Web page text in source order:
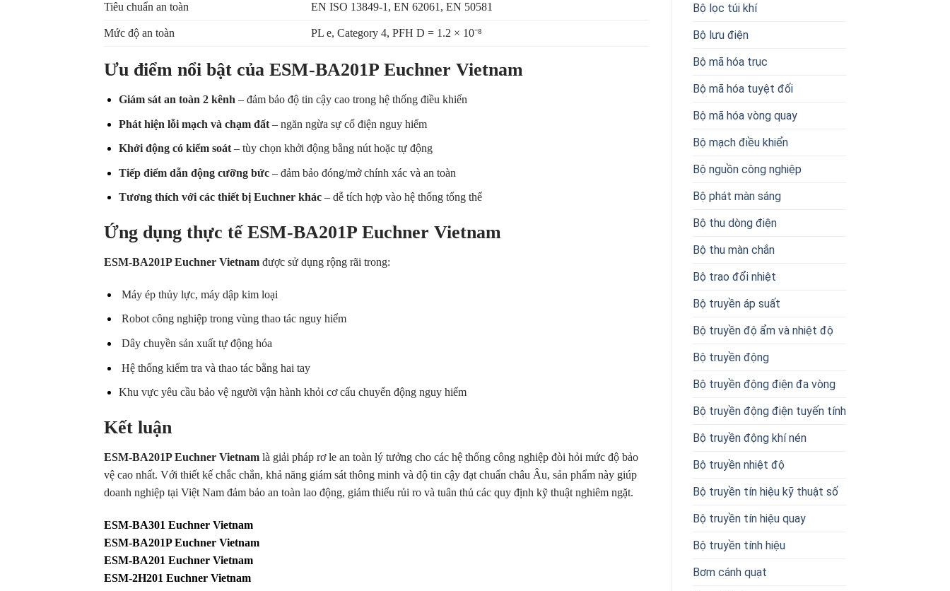
Bộ lọc túi khí
Bộ lưu điện
Bộ mã hóa trục
Bộ mã hóa tuyệt đối
Bộ mã hóa vòng quay
Bộ mạch điều khiển
Bộ nguồn công nghiệp
Bộ phát màn sáng
Bộ thu dòng điện
Bộ thu màn chắn
Bộ trao đổi nhiệt
Bộ truyền áp suất
Bộ truyền độ ẩm và nhiệt độ
Bộ truyền động
Bộ truyền động điện đa vòng
Bộ truyền động điện tuyến tính
Bộ truyền động khí nén
Bộ truyền nhiệt độ
Bộ truyền tín hiệu kỹ thuật số
Bộ truyền tín hiệu quay
Bộ truyền tính hiệu
Bơm cánh quạt
Tiêu chuẩn an toàn EN ISO 13849-1, EN 62061, EN 50581
Mức độ an toàn PL e, Category 4, PFH D = 1.2 × 10⁻⁸
Ưu điểm nổi bật của ESM-BA201P Euchner Vietnam
Giám sát an toàn 2 kênh – đảm bảo độ tin cậy cao trong hệ thống điều khiển
Phát hiện lỗi mạch và chạm đất– ngăn ngừa sự cố điện nguy hiểm
Khởi động có kiểm soát– tùy chọn khởi động bằng nút hoặc tự động
Tiếp điểm dẫn động cưỡng bức– đảm bảo đóng/mở chính xác và an toàn
Tương thích với các thiết bị Euchner khác– dễ tích hợp vào hệ thống tổng thể
Ứng dụng thực tế ESM-BA201P Euchner Vietnam
ESM-BA201P Euchner Vietnam được sử dụng rộng rãi trong:
Máy ép thủy lực, máy dập kim loại
Robot công nghiệp trong vùng thao tác nguy hiểm
Dây chuyền sản xuất tự động hóa
Hệ thống kiểm tra và thao tác bằng hai tay
Khu vực yêu cầu bảo vệ người vận hành khỏi cơ cấu chuyển động nguy hiểm
Kết luận
ESM-BA201P Euchner Vietnam là giải pháp rơ le an toàn lý tưởng cho các hệ thống công nghiệp đòi hỏi mức độ bảo
vệ cao nhất. Với thiết kế chắc chắn, khả năng giám sát thông minh và độ tin cậy đạt chuẩn châu Âu, sản phẩm này giúp
doanh nghiệp tại Việt Nam đảm bảo an toàn lao động, giảm thiểu rủi ro và tuân thủ các quy định kỹ thuật nghiêm ngặt.
ESM-BA301 Euchner Vietnam
ESM-BA201P Euchner Vietnam
ESM-BA201 Euchner Vietnam
ESM-2H201 Euchner Vietnam